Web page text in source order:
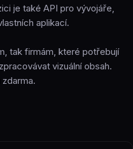
je také API pro vývojáře,
aplikací.
tak firmám, které potřebují
vizuální obsah.